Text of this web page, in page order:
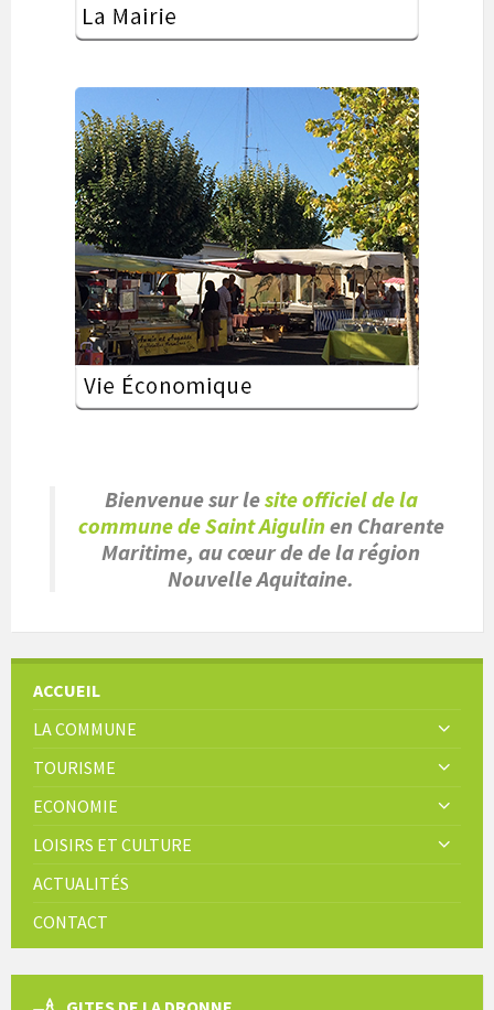
Bienvenue sur lesite officiel de la
commune de Saint Aigulinen Charente
Maritime, au cœur de de la région
Nouvelle Aquitaine.
ACCUEIL
LA COMMUNE
TOURISME
ECONOMIE
LOISIRS ET CULTURE
ACTUALITÉS
CONTACT